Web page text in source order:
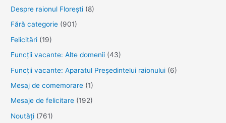
Despre raionul Floreşti (8)
Fără categorie (901)
Felicitări (19)
Funcţii vacante: Alte domenii (43)
Funcții vacante: Aparatul Președintelui raionului (6)
Mesaj de comemorare (1)
Mesaje de felicitare (192)
Noutăţi (761)